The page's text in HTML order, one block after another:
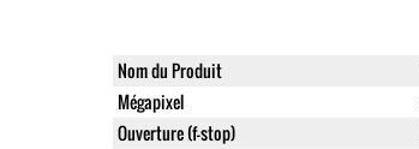
Nom du Produit
Mégapixel
Ouverture (f-stop)